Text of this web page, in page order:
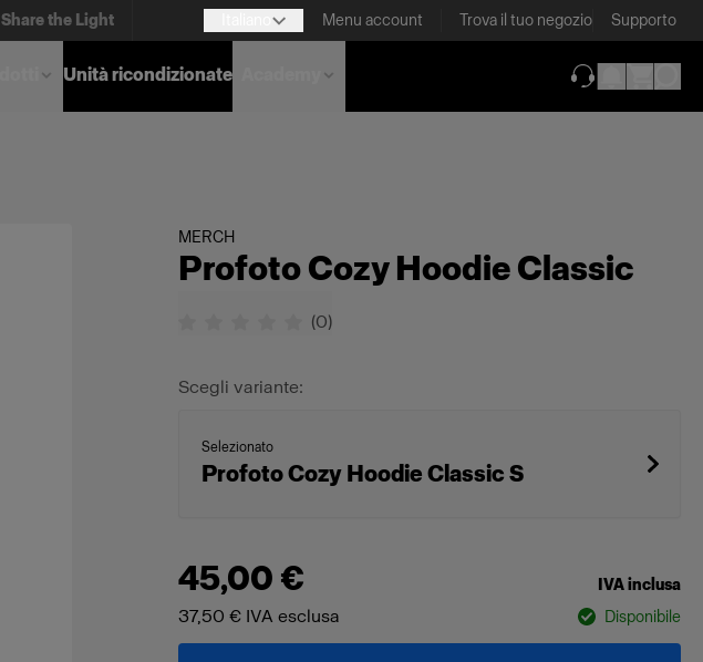
Share the Light Menu account Trova il tuo negozio Supporto
Unità ricondizionate
MERCH
Profoto Cozy Hoodie Classic
(0)
Scegli variante:
Selezionato
Profoto Cozy Hoodie Classic S
45,00 € IVA inclusa
37,50 € IVA esclusa Disponibile